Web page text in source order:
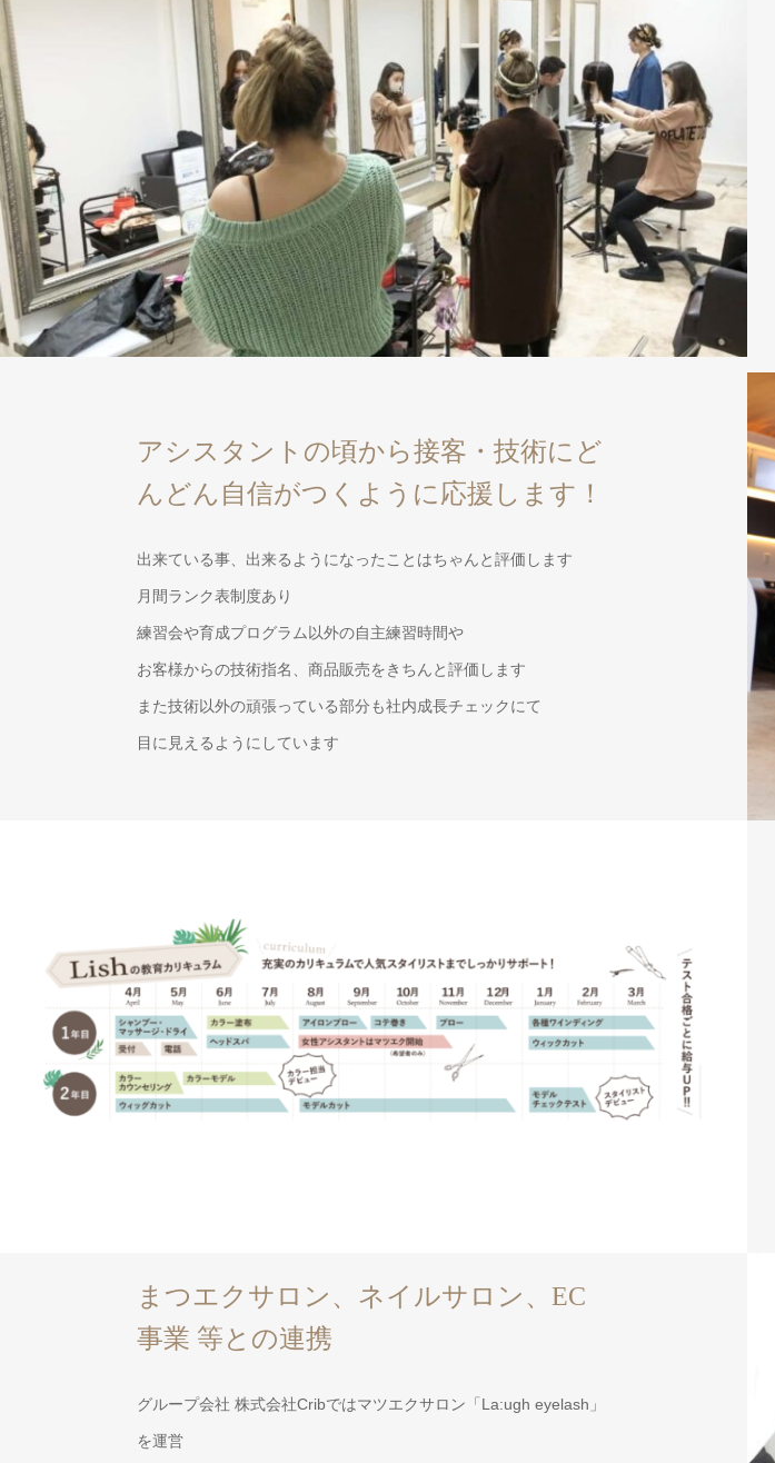
アシスタントの頃から接客・技術にど
んどん自信がつくように応援します！
出来ている事、出来るようになったことはちゃんと評価します
月間ランク表制度あり
練習会や育成プログラム以外の自主練習時間や
お客様からの技術指名、商品販売をきちんと評価します
また技術以外の頑張っている部分も社内成長チェックにて
目に見えるようにしています
まつエクサロン、ネイルサロン、EC
事業 等との連携
グループ会社 株式会社Cribではマツエクサロン「La:ugh eyelash」
を運営